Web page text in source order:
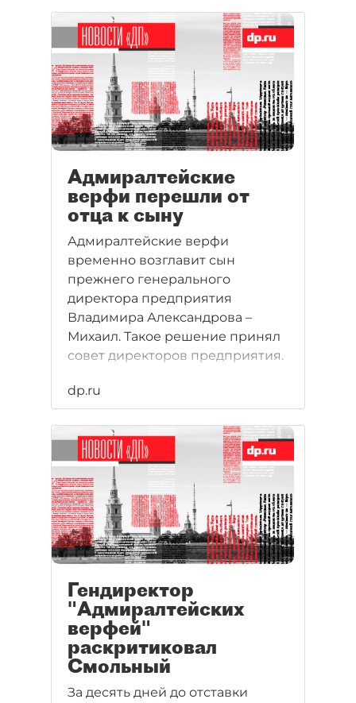
названия компаний,
отметившихся на страницах
нашей газеты в 1990-х годах,
хорошо знакомы и сейчас.
Причем не только таким же
ветеранам делового
Петербурга, как мы, но и новому
поколению бизнесменов.
Адмиралтейские
верфи перешли от
отца к сыну
Адмиралтейские верфи
временно возглавит сын
прежнего генерального
директора предприятия
Владимира Александрова –
Михаил. Такое решение принял
совет директоров предприятия.
dp.ru
Гендиректор
"Адмиралтейских
верфей"
раскритиковал
Смольный
За десять дней до отставки